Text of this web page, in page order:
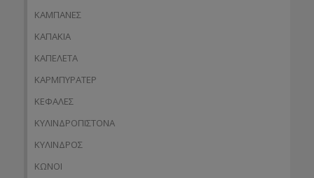
ΚΑΜΠΑΝΕΣ
ΚΑΠΑΚΙΑ
ΚΑΠΕΛΕΤΑ
ΚΑΡΜΠΥΡΑΤΕΡ
ΚΕΦΑΛΕΣ
ΚΥΛΙΝΔΡΟΠΙΣΤΟΝΑ
ΚΥΛΙΝΔΡΟΣ
ΚΩΝΟΙ